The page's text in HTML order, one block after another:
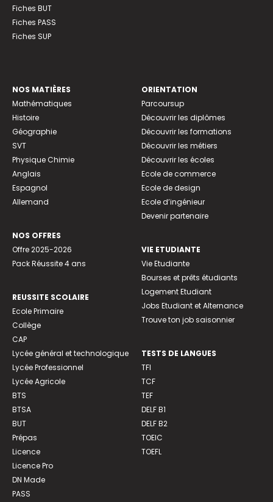
Fiches BUT
Fiches PASS
Fiches SUP
NOS MATIÈRES
Mathématiques
Histoire
Géographie
SVT
Physique Chimie
Anglais
Espagnol
Allemand
NOS OFFRES
Offre 2025-2026
Pack Réussite 4 ans
REUSSITE SCOLAIRE
Ecole Primaire
Collège
CAP
Lycée général et technologique
Lycée Professionnel
Lycée Agricole
BTS
BTSA
BUT
Prépas
Licence
Licence Pro
DN Made
PASS
ORIENTATION
Parcoursup
Découvrir les diplômes
Découvrir les formations
Découvrir les métiers
Découvrir les écoles
Ecole de commerce
Ecole de design
Ecole d’ingénieur
Devenir partenaire
VIE ETUDIANTE
Vie Etudiante
Bourses et prêts étudiants
Logement Etudiant
Jobs Etudiant et Alternance
Trouve ton job saisonnier
TESTS DE LANGUES
TFI
TCF
TEF
DELF B1
DELF B2
TOEIC
TOEFL